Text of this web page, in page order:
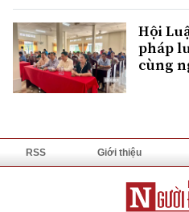
Hội
pháp
cùng
RSS Giới thiệu